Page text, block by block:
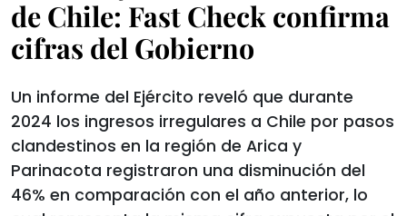
de Chile: Fast Check confirma
cifras del Gobierno
Un informe del Ejército reveló que durante
2024 los ingresos irregulares a Chile por pasos
clandestinos en la región de Arica y
Parinacota registraron una disminución del
46% en comparación con el año anterior, lo